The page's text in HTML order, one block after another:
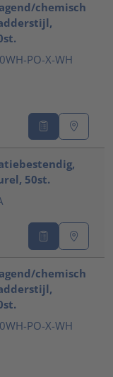
chemisch
PO-X-WH
50st.
chemisch
PO-X-WH